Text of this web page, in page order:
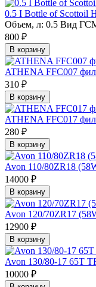
0.5 I Bottle of Scottoil
Объем, л: 0.5 Вид
800 ₽
В корзину
ATHENA FFС007
310 ₽
В корзину
ATHENA FFС017
280 ₽
В корзину
Avon 110/80ZR18
14000 ₽
В корзину
Avon 120/70ZR17
12900 ₽
В корзину
Avon 130/80-17 65T
10000 ₽